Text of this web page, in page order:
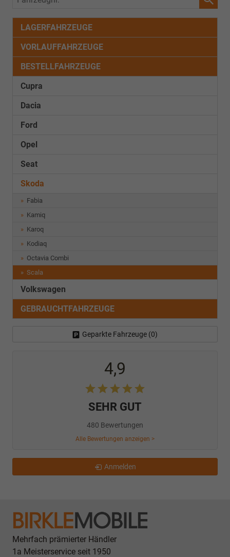
LAGERFAHRZEUGE
VORLAUFFAHRZEUGE
BESTELLFAHRZEUGE
Cupra
Dacia
Ford
Opel
Seat
Skoda
Fabia
Kamiq
Karoq
Kodiaq
Octavia Combi
Scala
Volkswagen
GEBRAUCHTFAHRZEUGE
Geparkte Fahrzeuge (0)
4,9
SEHR GUT
480 Bewertungen
Alle Bewertungen anzeigen >
Anmelden
Mehrfach prämierter Händler
1a Meisterservice seit 1950